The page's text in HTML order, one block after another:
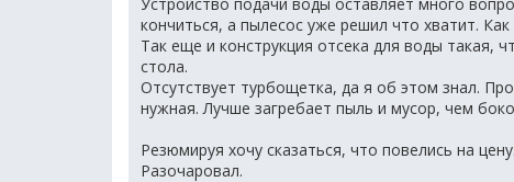
кончиться, а пылесос уже решил что хватит.
Так еще и конструкция отсека для воды такая,
стола.
Отсутствует турбощетка, да я об этом знал.
нужная. Лучше загребает пыль и мусор, чем
Резюмируя хочу сказаться, что повелись на
Разочаровал.